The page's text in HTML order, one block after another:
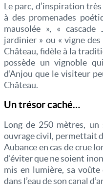
Le parc, d’inspiration
à des promenades
mausolée », «
jardinier » ou « vigne
Château, fidèle à la
possède un vignoble
d’Anjou que le visiteur
Château.
Un trésor caché…
Long de 250 mètres,
ouvrage civil, permettait
Aubance en cas de crue
d’éviter que ne soient
mis en lumière, sa
dans l’eau de son canal